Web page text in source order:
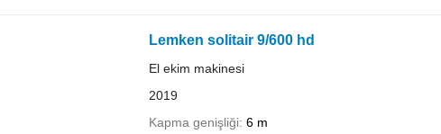
Lemken solitair 9/600 hd
El ekim makinesi
2019
Kapma genişliği 6 m